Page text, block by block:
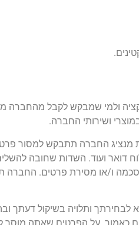
ולמי שמבקש לקבל מהחברה
ושירותי החברה.
מנציג החברה תתבקש למסור
ועוד. השדות שחובה
ו/או מסירת פרטים. החברה
לבחירתך ותלויה בשיקול